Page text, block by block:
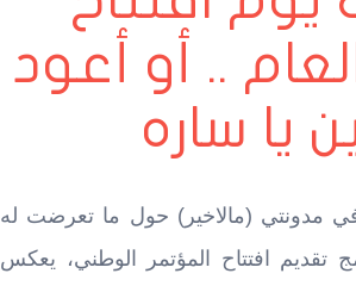
.. أو أعود
يا ساره
مدونتي (مالاخير) حول ما تعرضت له
تقديم افتتاح المؤتمر الوطني، يعكس